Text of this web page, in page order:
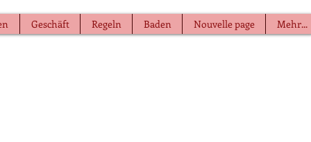
Geschäft Regeln Baden Nouvelle page Mehr...